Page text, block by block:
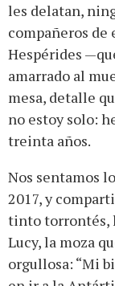
les delatan,
compañeros
Hespérides
amarrado al
mesa, detalle
no estoy solo:
treinta años.
Nos sentamos
2017, y
tinto torrontés,
Lucy, la moza
orgullosa: “Mi